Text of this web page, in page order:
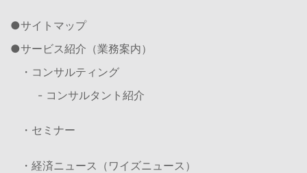
サイトマップ
サービス紹介（業務案内）
・コンサルティング
- コンサルタント紹介
・セミナー
・経済ニュース（ワイズニュース）